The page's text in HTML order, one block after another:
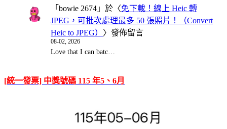
「 bowie 2674 」於〈免下載！線上 Heic 轉
JPEG，可批次處理最多 50 張照片！（Convert
Heic to JPEG） 〉發佈留言
08-02, 2026
Love that I can batc…
[統一發票] 中獎號碼 115 年5、6月